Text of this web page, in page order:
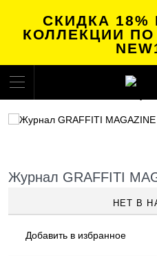
СКИДКА
КОЛЛЕКЦИИ
Журнал GRAFFITI
НЕТ В
Добавить в избранное